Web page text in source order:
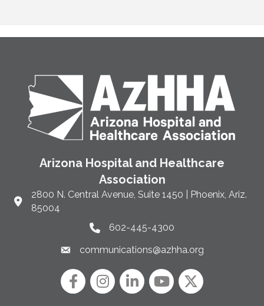
Arizona Hospital and Healthcare
Association
Link to Google Maps and address
2800 N. Central Avenue, Suite 1450 | Phoenix, Ariz.
85004
Phone link and icon
602-445-4300
Email link and icon
communications@azhha.org
FacebookInstagram icon
LinkedInYouTube icon
Twitter